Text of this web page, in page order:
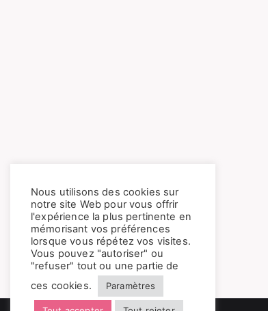
Nous utilisons des cookies sur
notre site Web pour vous offrir
l'expérience la plus pertinente en
mémorisant vos préférences
lorsque vous répétez vos visites.
Vous pouvez "autoriser" ou
"refuser" tout ou une partie de
ces cookies.
Paramètres